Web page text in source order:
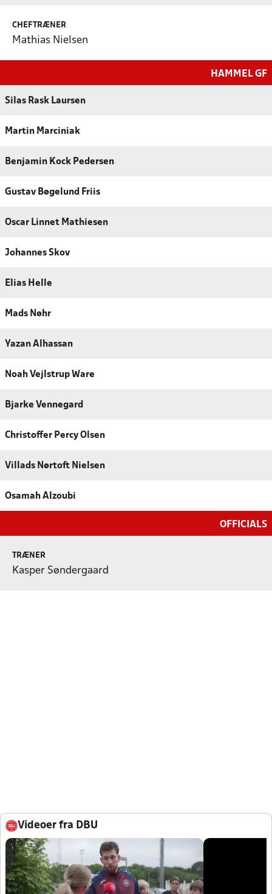
CHEFTRÆNER
Mathias Nielsen
HAMMEL GF
Silas Rask Laursen
Martin Marciniak
Benjamin Kock Pedersen
Gustav Bøgelund Friis
Oscar Linnet Mathiesen
Johannes Skov
Elias Helle
Mads Nøhr
Yazan Alhassan
Noah Vejlstrup Ware
Bjarke Vennegard
Christoffer Percy Olsen
Villads Nørtoft Nielsen
Osamah Alzoubi
OFFICIALS
TRÆNER
Kasper Søndergaard
Videoer fra DBU